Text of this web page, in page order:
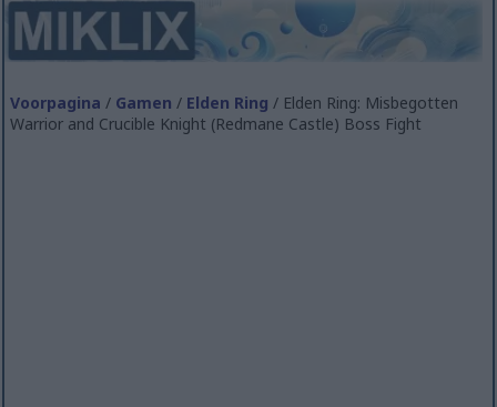
Voorpagina / Gamen / Elden Ring / Elden Ring: Misbegotten
Warrior and Crucible Knight (Redmane Castle) Boss Fight